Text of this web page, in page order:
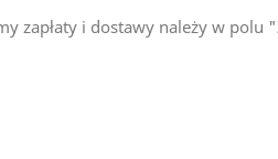
zapłaty i dostawy należy w